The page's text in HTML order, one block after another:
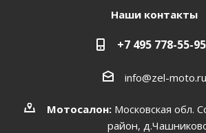
Наши контакты
+7 495 778-55-95
info@zel-moto.ru
Мотосалон: Московская обл.
район,